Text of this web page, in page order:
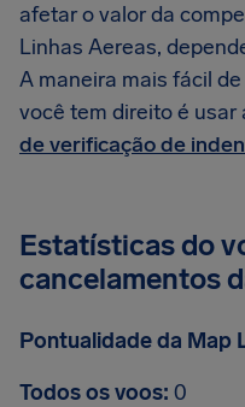
afetar o valor da
Linhas Aereas,
A maneira mais fácil
você tem direito é usar
de verificação de
Estatísticas do
cancelamentos
Pontualidade da Map
Todos os voos: 0